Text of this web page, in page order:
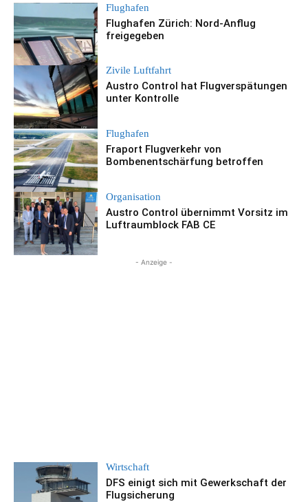
Flughafen
Flughafen Zürich: Nord-Anflug
freigegeben
Zivile Luftfahrt
Austro Control hat Flugverspätungen
unter Kontrolle
Flughafen
Fraport Flugverkehr von
Bombenentschärfung betroffen
Organisation
Austro Control übernimmt Vorsitz im
Luftraumblock FAB CE
- Anzeige -
Wirtschaft
DFS einigt sich mit Gewerkschaft der
Flugsicherung